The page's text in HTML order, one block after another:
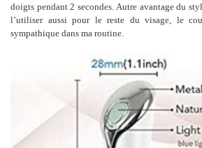
doigts pendant 2 secondes. Autre avantage du
l’utiliser aussi pour le reste du visage, le
sympathique dans ma routine.